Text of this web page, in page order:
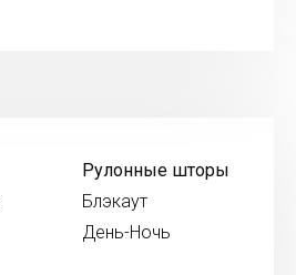
Рулонные шторы
Блэкаут
День-Ночь